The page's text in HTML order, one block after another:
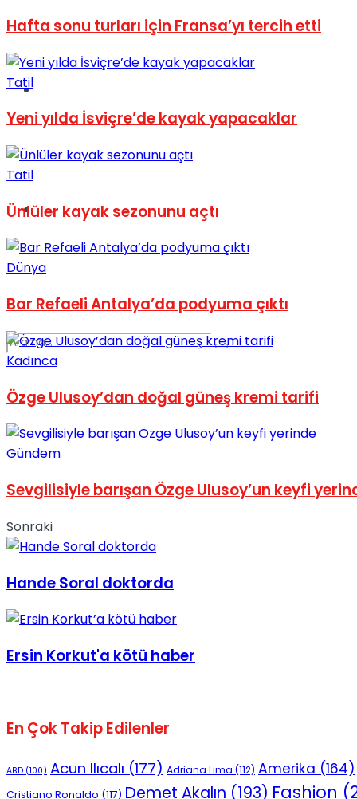
Podcast
No Result
View All Result
Hafta sonu turları için Fransa’yı tercih etti
Tatil
Yeni yılda İsviçre’de kayak yapacaklar
Tatil
Ünlüler kayak sezonunu açtı
Dünya
Bar Refaeli Antalya’da podyuma çıktı
Kadınca
Özge Ulusoy’dan doğal güneş kremi tarifi
Gündem
Sevgilisiyle barışan Özge Ulusoy’un keyfi
Sonraki
Hande Soral doktorda
Ersin Korkut'a kötü haber
En Çok Takip Edilenler
ABD (100) Acun Ilıcalı (177) Adriana Lima (112) Amerika (164)
Cristiano Ronaldo (117) Demet Akalın (193) Fashion